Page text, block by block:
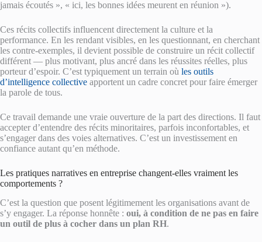
jamais écoutés », « ici, les bonnes idées meurent en réunion »).
Ces récits collectifs influencent directement la culture et la
performance. En les rendant visibles, en les questionnant, en cherchant
les contre-exemples, il devient possible de construire un récit collectif
différent — plus motivant, plus ancré dans les réussites réelles, plus
porteur d’espoir. C’est typiquement un terrain où les outils
d’intelligence collective apportent un cadre concret pour faire émerger
la parole de tous.
Ce travail demande une vraie ouverture de la part des directions. Il faut
accepter d’entendre des récits minoritaires, parfois inconfortables, et
s’engager dans des voies alternatives. C’est un investissement en
confiance autant qu’en méthode.
Les pratiques narratives en entreprise changent-elles vraiment les
comportements ?
C’est la question que posent légitimement les organisations avant de
s’y engager. La réponse honnête : oui, à condition de ne pas en faire
un outil de plus à cocher dans un plan RH.